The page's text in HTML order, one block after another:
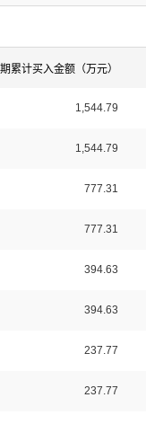
累计买入金额（万元）
1,544.79
1,544.79
777.31
777.31
394.63
394.63
237.77
237.77